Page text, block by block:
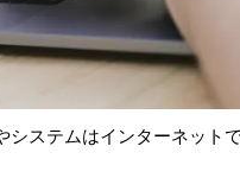
ステムはインターネット